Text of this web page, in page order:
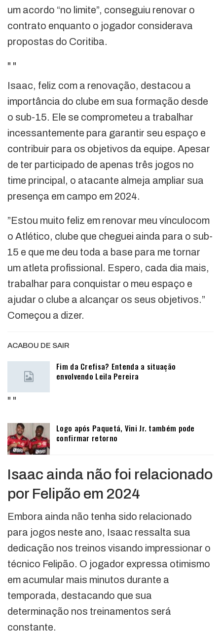
um acordo “no limite”, conseguiu renovar o
contrato enquanto o jogador considerava
propostas do Coritiba.
" "
Isaac, feliz com a renovação, destacou a
importância do clube em sua formação desde
o sub-15. Ele se comprometeu a trabalhar
incessantemente para garantir seu espaço e
contribuir para os objetivos da equipe. Apesar
de ter participado de apenas três jogos no
time principal, o atacante almeja ampliar sua
presença em campo em 2024.
”Estou muito feliz em renovar meu vínculocom
o Atlético, clube que cheguei ainda para o sub-
15 e que me deu toda a base para me tornar
um atleta profissional. Espero, cada dia mais,
trabalhar para conquistar o meu espaço e
ajudar o clube a alcançar os seus objetivos.”
Começou a dizer.
ACABOU DE SAIR
Fim da Crefisa? Entenda a situação
envolvendo Leila Pereira
" "
Logo após Paquetá, Vini Jr. também pode
confirmar retorno
Isaac ainda não foi relacionado
por Felipão em 2024
Embora ainda não tenha sido relacionado
para jogos neste ano, Isaac ressalta sua
dedicação nos treinos visando impressionar o
técnico Felipão. O jogador expressa otimismo
em acumular mais minutos durante a
temporada, destacando que sua
determinação nos treinamentos será
constante.